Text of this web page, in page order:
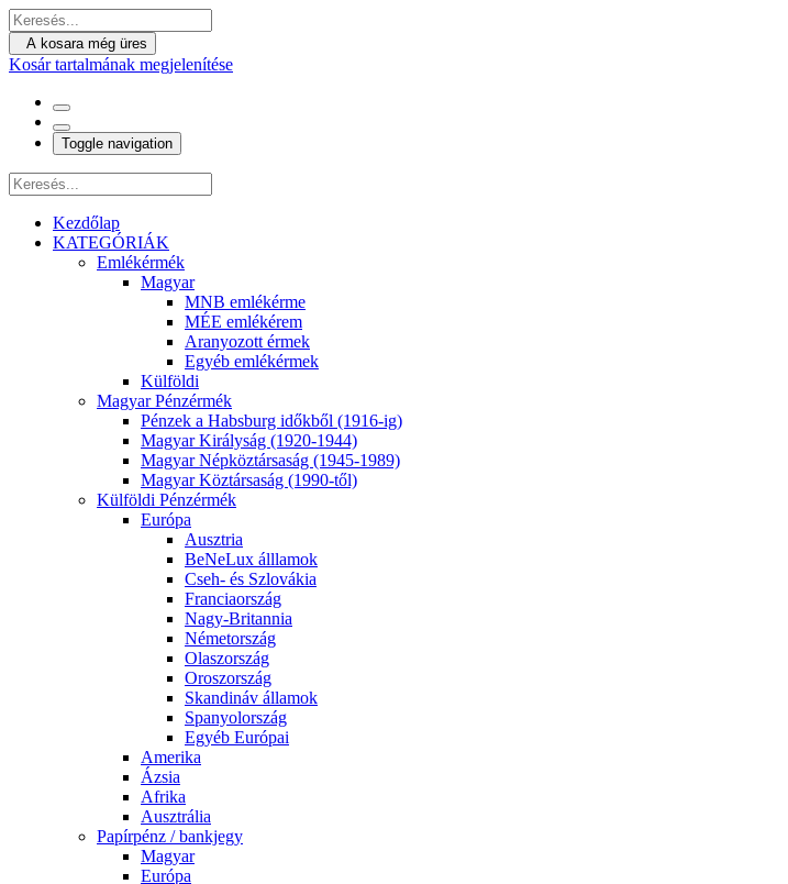
A kosara még üres
Kosár tartalmának megjelenítése
Toggle navigation
Kezdőlap
KATEGÓRIÁK
Emlékérmék
Magyar
MNB emlékérme
MÉE emlékérem
Aranyozott érmek
Egyéb emlékérmek
Külföldi
Magyar Pénzérmék
Pénzek a Habsburg időkből (1916-ig)
Magyar Királyság (1920-1944)
Magyar Népköztársaság (1945-1989)
Magyar Köztársaság (1990-től)
Külföldi Pénzérmék
Európa
Ausztria
BeNeLux álllamok
Cseh- és Szlovákia
Franciaország
Nagy-Britannia
Németország
Olaszország
Oroszország
Skandináv államok
Spanyolország
Egyéb Európai
Amerika
Ázsia
Afrika
Ausztrália
Papírpénz / bankjegy
Magyar
Európa